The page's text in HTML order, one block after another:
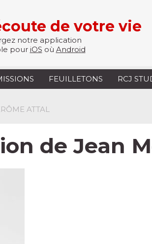
de votre vie
notre application
pour iOS où Android
FEUILLETONS RCJ
ATTAL
de Jean